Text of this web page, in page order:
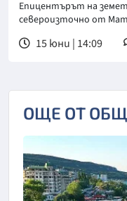
Епицентърът на
североизточно от
15 юни | 14:09
ОЩЕ ОТ